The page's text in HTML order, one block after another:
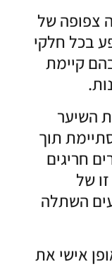
צפופה של
בכל חלקי
קיימת
השיער
תוך
חריגים
של
השתלה
אישי את